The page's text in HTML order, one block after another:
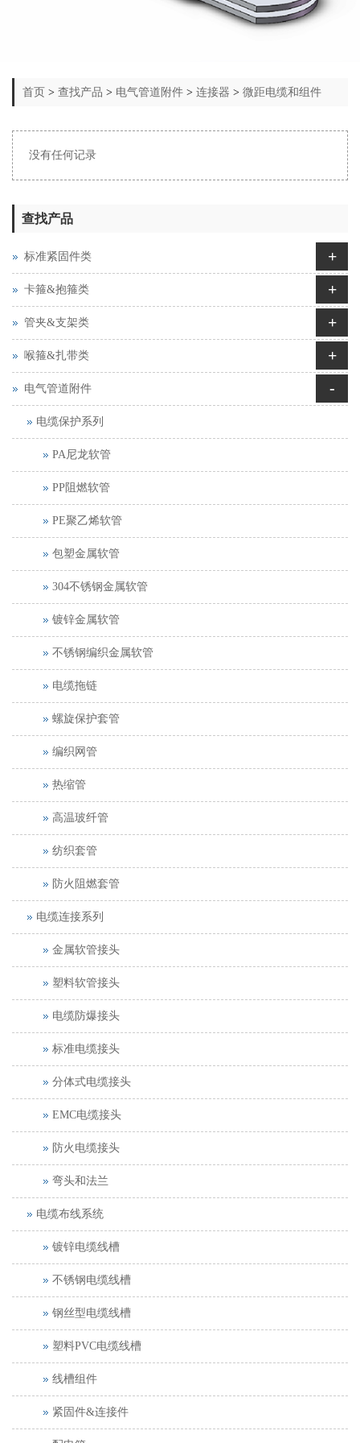
首页 > 查找产品 > 电气管道附件 > 连接器 > 微距电缆和组件
没有任何记录
查找产品
标准紧固件类 +
卡箍&抱箍类 +
管夹&支架类 +
喉箍&扎带类 +
电气管道附件 -
电缆保护系列
PA尼龙软管
PP阻燃软管
PE聚乙烯软管
包塑金属软管
304不锈钢金属软管
镀锌金属软管
不锈钢编织金属软管
电缆拖链
螺旋保护套管
编织网管
热缩管
高温玻纤管
纺织套管
防火阻燃套管
电缆连接系列
金属软管接头
塑料软管接头
电缆防爆接头
标准电缆接头
分体式电缆接头
EMC电缆接头
防火电缆接头
弯头和法兰
电缆布线系统
镀锌电缆线槽
不锈钢电缆线槽
钢丝型电缆线槽
塑料PVC电缆线槽
线槽组件
紧固件&连接件